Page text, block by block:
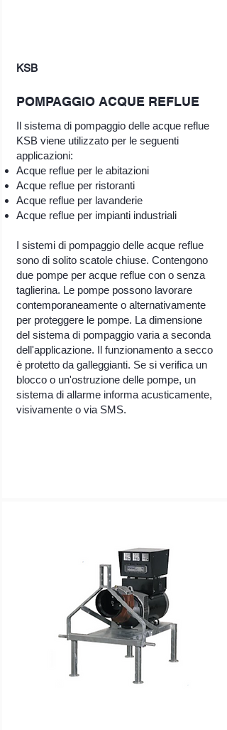
KSB
POMPAGGIO ACQUE REFLUE
Il sistema di pompaggio delle acque reflue
KSB viene utilizzato per le seguenti
applicazioni:
Acque reflue per le abitazioni
Acque reflue per ristoranti
Acque reflue per lavanderie
Acque reflue per impianti industriali
I sistemi di pompaggio delle acque reflue
sono di solito scatole chiuse. Contengono
due pompe per acque reflue con o senza
taglierina. Le pompe possono lavorare
contemporaneamente o alternativamente
per proteggere le pompe. La dimensione
del sistema di pompaggio varia a seconda
dell'applicazione. Il funzionamento a secco
è protetto da galleggianti. Se si verifica un
blocco o un'ostruzione delle pompe, un
sistema di allarme informa acusticamente,
visivamente o via SMS.